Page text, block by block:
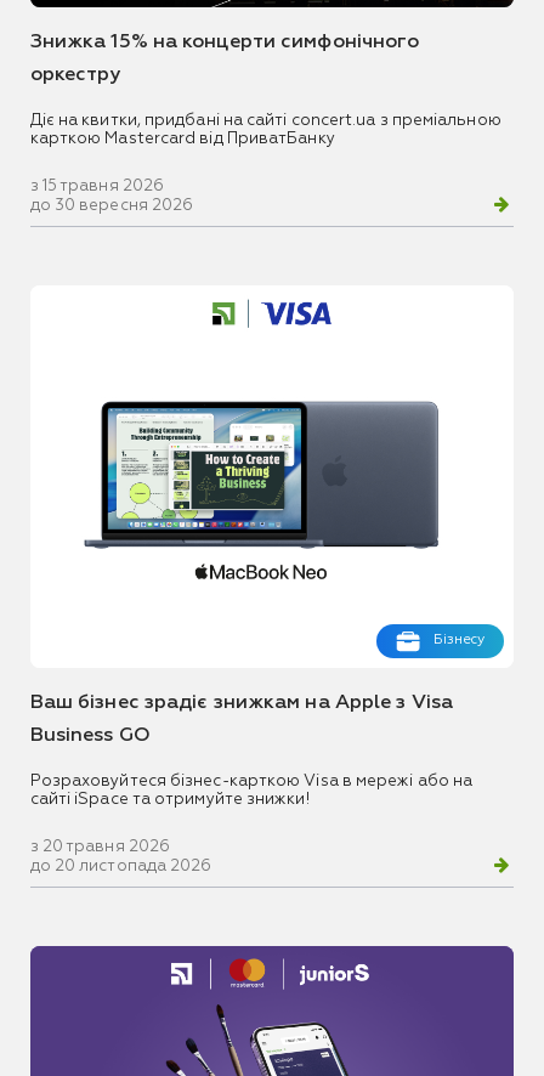
Знижка 15% на концерти симфонічного
оркестру
Діє на квитки, придбані на сайті concert.ua з преміальною
карткою Mastercard від ПриватБанку
з 15 травня 2026
до 30 вересня 2026
Бізнесу
Ваш бізнес зрадіє знижкам на Apple з Visa
Business GO
Розраховуйтеся бізнес-карткою Visa в мережі або на
сайті iSpace та отримуйте знижки!
з 20 травня 2026
до 20 листопада 2026